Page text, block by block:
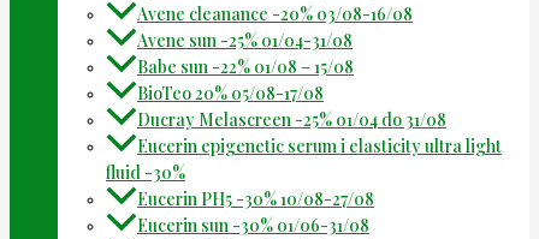
Avene cleanance -20% 03/08-16/08
Avene sun -25% 01/04-31/08
Babe sun -22% 01/08 – 15/08
BioTeo 20% 05/08-17/08
Ducray Melascreen -25% 01/04 do 31/08
Eucerin epigenetic serum i elasticity ultra light
fluid -30%
Eucerin PH5 -30% 10/08-27/08
Eucerin sun -30% 01/06-31/08